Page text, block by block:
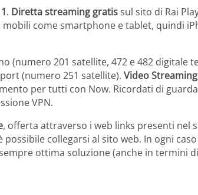
. Diretta streaming gratissul sito di Rai
come smartphone e tablet, quindi
(numero 201 satellite, 472 e 482 digitale
(numero 251 satellite). Video
per tutti con Now. Ricordati di
VPN.
, offerta attraverso i web links presenti nel
collegarsi al sito web. In ogni
ottima soluzione (anche in termini